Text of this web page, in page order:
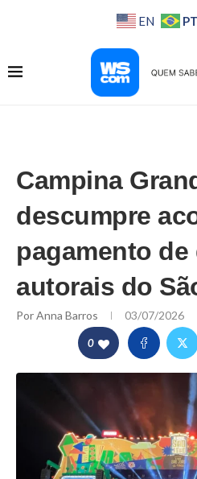
EN PT
Campina
descumpre
pagamento
autorais do
PorAnna Barros 03/07/2026
0